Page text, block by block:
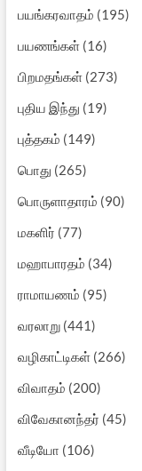
பயங்கரவாதம் (195)
பயணங்கள்(16)
பிறமதங்கள்(273)
புதிய இந்து (19)
புத்தகம் (149)
பொது (265)
பொருளாதாரம் (90)
மகளிர் (77)
மஹாபாரதம் (34)
ராமாயணம் (95)
வரலாறு(441)
வழிகாட்டிகள்(266)
விவாதம் (200)
விவேகானந்தர் (45)
வீடியோ (106)